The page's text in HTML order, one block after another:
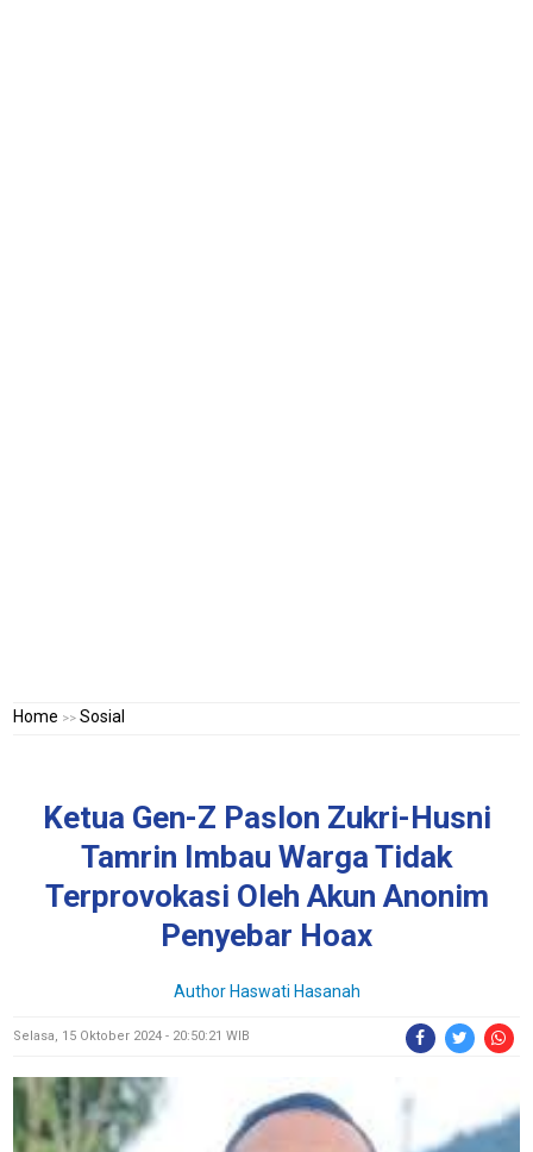
Home >>Sosial
Ketua Gen-Z Paslon Zukri-Husni
Tamrin Imbau Warga Tidak
Terprovokasi Oleh Akun Anonim
Penyebar Hoax
Author Haswati Hasanah
Selasa, 15 Oktober 2024 - 20:50:21 WIB